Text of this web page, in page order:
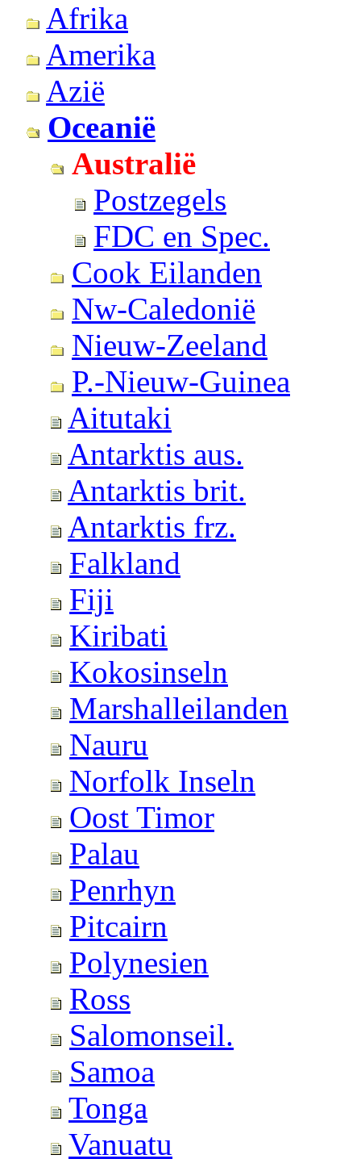
Afrika
Amerika
Azië
Oceanië
Australië
Postzegels
FDC en Spec.
Cook Eilanden
Nw-Caledonië
Nieuw-Zeeland
P.-Nieuw-Guinea
Aitutaki
Antarktis aus.
Antarktis brit.
Antarktis frz.
Falkland
Fiji
Kiribati
Kokosinseln
Marshalleilanden
Nauru
Norfolk Inseln
Oost Timor
Palau
Penrhyn
Pitcairn
Polynesien
Ross
Salomonseil.
Samoa
Tonga
Vanuatu